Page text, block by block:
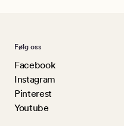
Følg oss
Facebook
Instagram
Pinterest
Youtube